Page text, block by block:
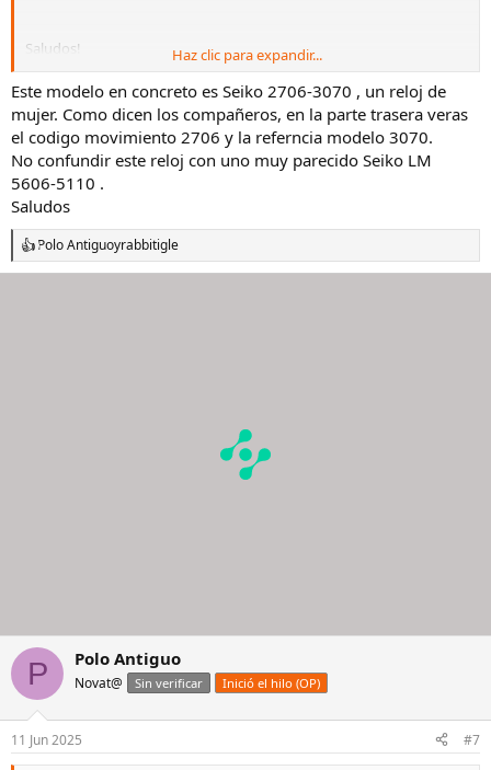
Saludos!
Ver el archivos adjunto 3280113
Haz clic para expandir...
Este modelo en concreto es Seiko 2706-3070 , un reloj de
mujer. Como dicen los compañeros, en la parte trasera veras
el codigo movimiento 2706 y la referncia modelo 3070.
No confundir este reloj con uno muy parecido Seiko LM
5606-5110 .
Saludos
R
e
Polo Antiguoyrabbitigle
P Polo Antiguo
Novat@ Sin verificar Inició el hilo (OP)
11 Jun 2025 #7